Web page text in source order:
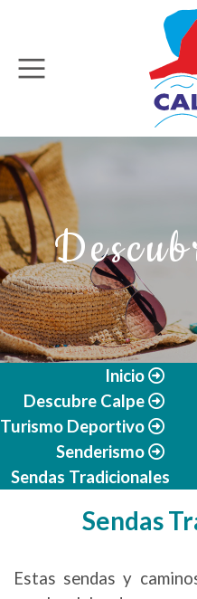
Pasar al contenido
Buscar
Inicio
Descubre Calpe
Turismo Deportivo
Senderismo
Sendas Tradicionales
Sendas
Estas sendas y